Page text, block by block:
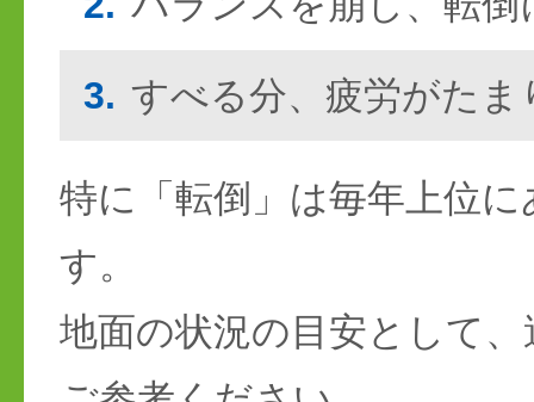
3. すべる分、疲労がたま
特に「転倒」は毎年上位
す。
地面の状況の目安として